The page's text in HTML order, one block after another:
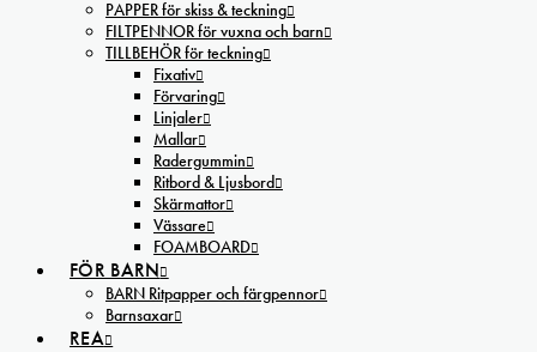
PAPPER för skiss & teckning
FILTPENNOR för vuxna och barn
TILLBEHÖR för teckning
Fixativ
Förvaring
Linjaler
Mallar
Radergummin
Ritbord & Ljusbord
Skärmattor
Vässare
FOAMBOARD
FÖR BARN
BARN Ritpapper och färgpennor
Barnsaxar
REA